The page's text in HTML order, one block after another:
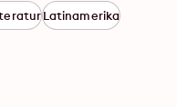
Latinamerika